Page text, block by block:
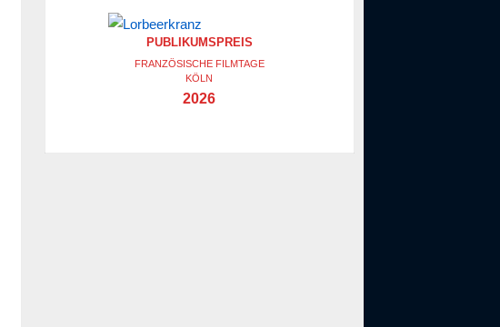
PUBLIKUMSPREIS
FRANZÖSISCHE FILMTAGE
KÖLN
2026